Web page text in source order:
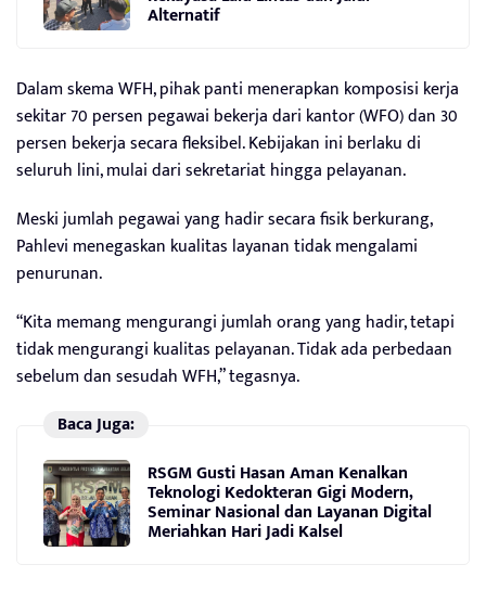
Alternatif
Dalam skema WFH, pihak panti menerapkan komposisi kerja
sekitar 70 persen pegawai bekerja dari kantor (WFO) dan 30
persen bekerja secara fleksibel. Kebijakan ini berlaku di
seluruh lini, mulai dari sekretariat hingga pelayanan.
Meski jumlah pegawai yang hadir secara fisik berkurang,
Pahlevi menegaskan kualitas layanan tidak mengalami
penurunan.
“Kita memang mengurangi jumlah orang yang hadir, tetapi
tidak mengurangi kualitas pelayanan. Tidak ada perbedaan
sebelum dan sesudah WFH,” tegasnya.
Baca Juga:
RSGM Gusti Hasan Aman Kenalkan
Teknologi Kedokteran Gigi Modern,
Seminar Nasional dan Layanan Digital
Meriahkan Hari Jadi Kalsel